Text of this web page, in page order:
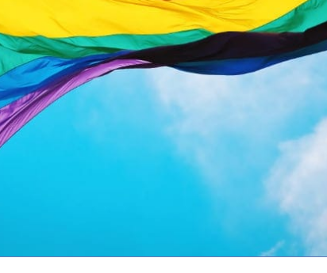
Fuor di Pagina